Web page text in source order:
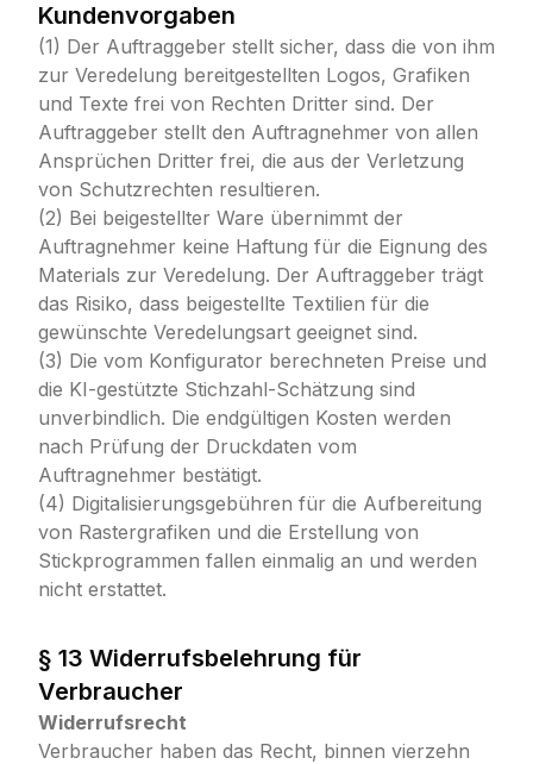
Kundenvorgaben
(1) Der Auftraggeber stellt sicher, dass die von ihm
zur Veredelung bereitgestellten Logos, Grafiken
und Texte frei von Rechten Dritter sind. Der
Auftraggeber stellt den Auftragnehmer von allen
Ansprüchen Dritter frei, die aus der Verletzung
von Schutzrechten resultieren.
(2) Bei beigestellter Ware übernimmt der
Auftragnehmer keine Haftung für die Eignung des
Materials zur Veredelung. Der Auftraggeber trägt
das Risiko, dass beigestellte Textilien für die
gewünschte Veredelungsart geeignet sind.
(3) Die vom Konfigurator berechneten Preise und
die KI-gestützte Stichzahl-Schätzung sind
unverbindlich. Die endgültigen Kosten werden
nach Prüfung der Druckdaten vom
Auftragnehmer bestätigt.
(4) Digitalisierungsgebühren für die Aufbereitung
von Rastergrafiken und die Erstellung von
Stickprogrammen fallen einmalig an und werden
nicht erstattet.
§ 13 Widerrufsbelehrung für
Verbraucher
Widerrufsrecht
Verbraucher haben das Recht, binnen vierzehn